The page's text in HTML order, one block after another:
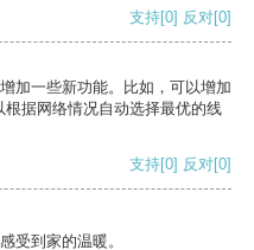
支持[0] 反对[0]
加一些新功能。比如，可以增加
据网络情况自动选择最优的线
支持[0] 反对[0]
受到家的温暖。